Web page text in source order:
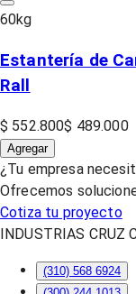
60kg
Estantería de
Rall
$ 552.800$ 489.000
Agregar
¿Tu empresa
Ofrecemos
Cotiza tu proyecto
INDUSTRIAS CRUZ
(310) 568 6924